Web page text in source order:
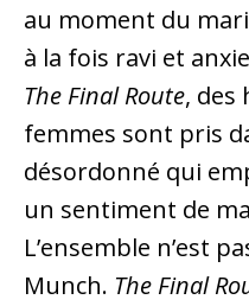
au moment du
à la fois ravi et
The Final Route, des
femmes sont pris
désordonné qui
un sentiment de
L’ensemble n’est
Munch. The Final